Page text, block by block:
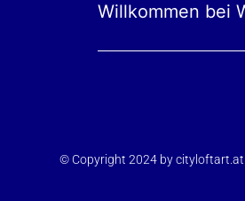
Willkommen bei
© Copyright 2024 by